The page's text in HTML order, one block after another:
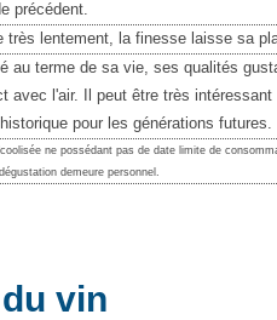
précédent.
très lentement, la finesse laisse sa
au terme de sa vie, ses qualités
avec l'air. Il peut être très
pour les générations futures.
ne possédant pas de date limite de
demeure personnel.
vin